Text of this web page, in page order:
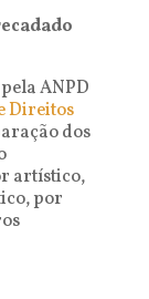
ANPD
Direitos
dos
artístico,
por